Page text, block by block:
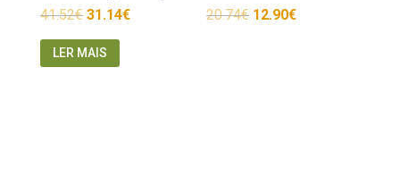
41.52€ 31.14€
LER MAIS
20.74€ 12.90€